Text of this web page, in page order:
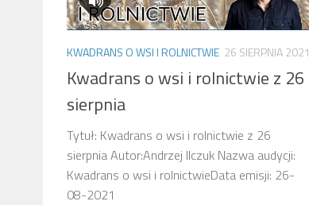
KWADRANS O WSI I ROLNICTWIE 26 SIERPNIA 2021
Kwadrans o wsi i rolnictwie z 26
sierpnia
Tytuł: Kwadrans o wsi i rolnictwie z 26
sierpnia Autor:Andrzej Ilczuk Nazwa audycji:
Kwadrans o wsi i rolnictwieData emisji: 26-
08-2021